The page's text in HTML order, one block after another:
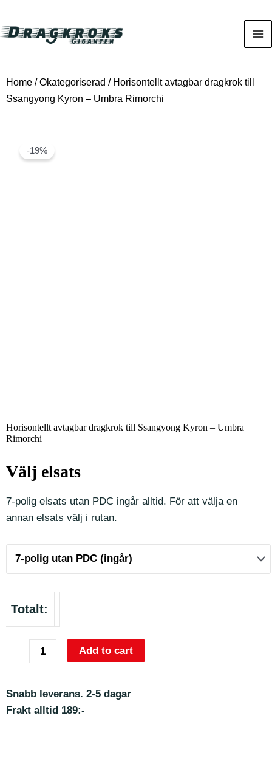
Home /Okategoriserad / Horisontellt avtagbar dragkrok till
Ssangyong Kyron – Umbra Rimorchi
-19%
Horisontellt avtagbar dragkrok till Ssangyong Kyron – Umbra
Rimorchi
Välj elsats
7-polig elsats utan PDC ingår alltid. För att välja en
annan elsats välj i rutan.
Totalt:
Add to cart
Snabb leverans. 2-5 dagar
Frakt alltid 189:-